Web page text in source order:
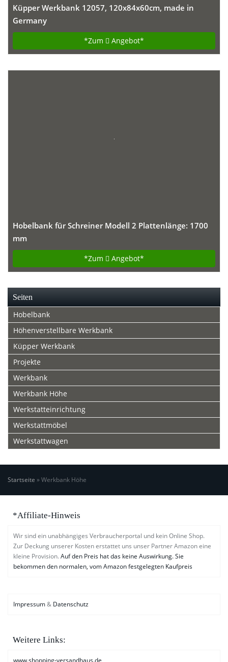
Küpper Werkbank 12057, 120x84x60cm, made in
Germany
*Zum Angebot*
Hobelbank für Schreiner Modell 2 Plattenlänge: 1700
mm
*Zum Angebot*
Seiten
Hobelbank
Höhenverstellbare Werkbank
Küpper Werkbank
Projekte
Werkbank
Werkbank Höhe
Werkstatteinrichtung
Werkstattmöbel
Werkstattwagen
Startseite »Werkbank Höhe
*Affiliate-Hinweis
Wir sind ein unabhängiges Verbraucherportal und kein Online Shop.
Zur Deckung unserer Kosten erstattet uns unser Partner Amazon eine
kleine Provision.Auf den Preis hat das keine Auswirkung. Sie
bekommen den normalen, vom Amazon festgelegten Kaufpreis
Impressum& Datenschutz
Weitere Links:
www.shopping-versandhaus.de